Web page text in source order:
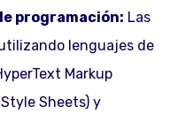
programación: Las
lenguajes de
Markup
Sheets) y